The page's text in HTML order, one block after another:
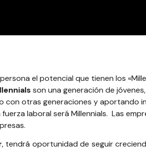
el potencial que tienen los «
son una generación de
con otras generaciones y aportando
laboral será Millennials. Las
, tendrá oportunidad de seguir